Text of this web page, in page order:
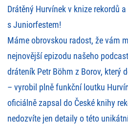
Drátěný Hurvínek v knize rekordů
s Juniorfestem!
Máme obrovskou radost, že vám
nejnovější epizodu našeho
dráteník Petr Böhm z Borov, který
– vyrobil plně funkční loutku
oficiálně zapsal do České knihy
nedozvíte jen detaily o této